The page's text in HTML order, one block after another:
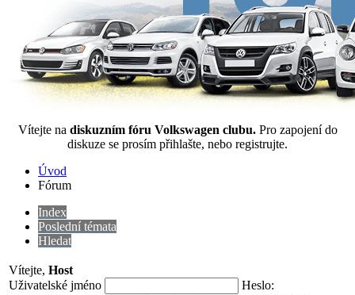
Vítejte na diskuzním fóru Volkswagen clubu. Pro zapojení do
diskuze se prosím přihlašte, nebo registrujte.
Úvod
Fórum
Index
Poslední témata
Hledat
Vítejte, Host
Uživatelské jméno
Heslo: